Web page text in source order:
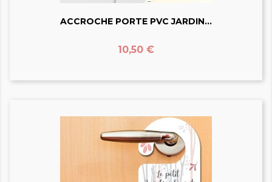
ACCROCHE PORTE PVC JARDIN...
Prix
10,50 €